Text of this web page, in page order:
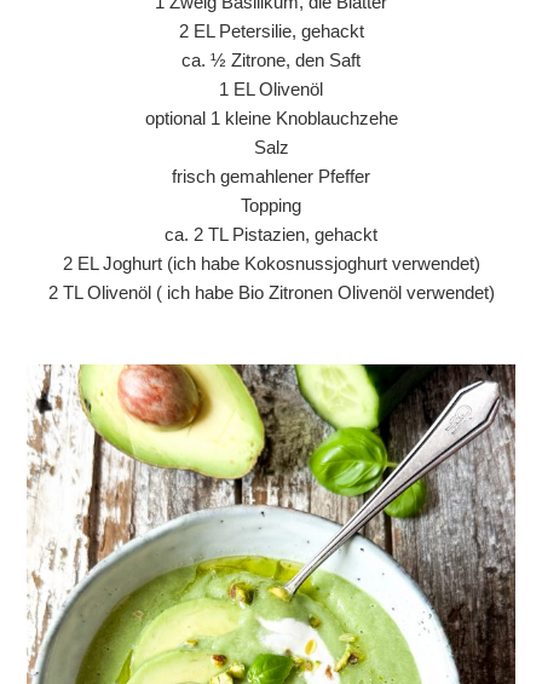
2 EL Petersilie, gehackt
ca. ½ Zitrone, den Saft
1 EL Olivenöl
optional 1 kleine Knoblauchzehe
Salz
frisch gemahlener Pfeffer
Topping
ca. 2 TL Pistazien, gehackt
2 EL Joghurt (ich habe Kokosnussjoghurt verwendet)
2 TL Olivenöl ( ich habe Bio Zitronen Olivenöl verwendet)